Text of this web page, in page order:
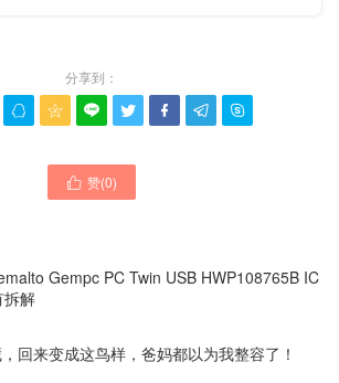
分享到：
      
 赞(0)
Gempc PC Twin USB HWP108765B IC
拆解
回来变成这鸟样，爸妈都以为我整容了！